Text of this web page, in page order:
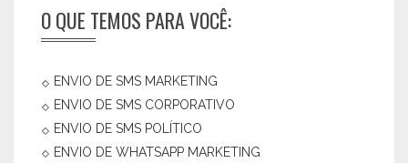
O QUE TEMOS PARA VOCÊ:
ENVIO DE SMS MARKETING
ENVIO DE SMS CORPORATIVO
ENVIO DE SMS POLÍTICO
ENVIO DE WHATSAPP MARKETING